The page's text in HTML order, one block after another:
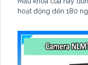
hoạt động đến 180